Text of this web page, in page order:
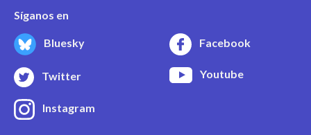
Síganos en
Bluesky Facebook
Twitter Youtube
Instagram